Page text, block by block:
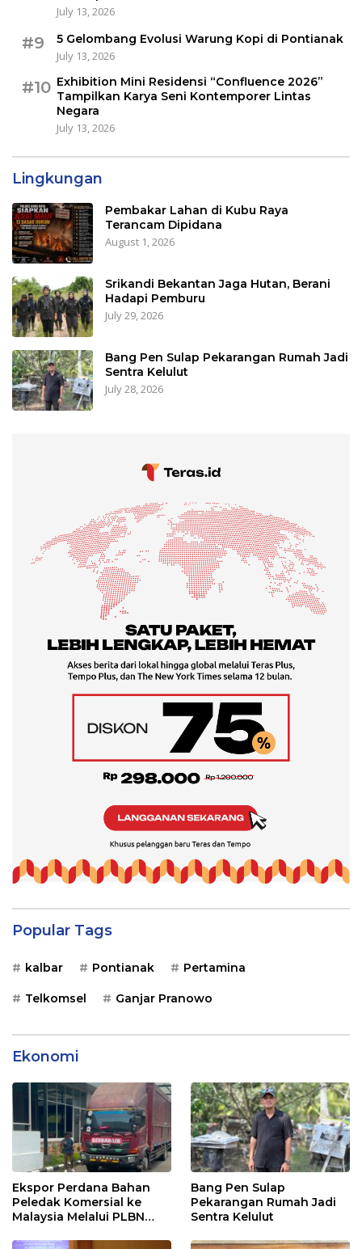
July 13, 2026
#9
5 Gelombang Evolusi Warung Kopi di Pontianak
July 13, 2026
#10 Exhibition Mini Residensi “Confluence 2026”
Tampilkan Karya Seni Kontemporer Lintas
Negara
July 13, 2026
Lingkungan
Pembakar Lahan di Kubu Raya
Terancam Dipidana
August 1, 2026
Srikandi Bekantan Jaga Hutan, Berani
Hadapi Pemburu
July 29, 2026
Bang Pen Sulap Pekarangan Rumah Jadi
Sentra Kelulut
July 28, 2026
Popular Tags
kalbar Pontianak Pertamina
Telkomsel Ganjar Pranowo
Ekonomi
Ekspor Perdana Bahan
Peledak Komersial ke
Malaysia Melalui PLBN
Bang Pen Sulap
Pekarangan Rumah Jadi
Sentra Kelulut